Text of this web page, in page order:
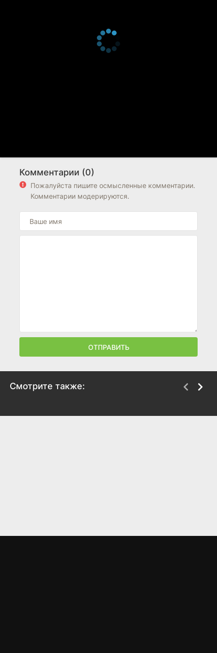
Комментарии (0)
Пожалуйста пишите осмысленные комментарии.
Комментарии модерируются.
ОТПРАВИТЬ
Смотрите также: